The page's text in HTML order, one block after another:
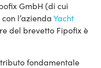
GmbH (di cui
l’aziendaYacht
del brevetto Fipofix è
fondamentale